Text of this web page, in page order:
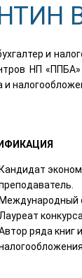
и
НП
и
Кандидат
Международный
Лауреат
ряда книг